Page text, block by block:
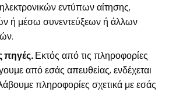
εντύπων αίτησης,
ή μέσω συνεντεύξεων ή άλλων
πηγές.Εκτός από τις πληροφορίες
από εσάς απευθείας, ενδέχεται
πληροφορίες σχετικά με εσάς